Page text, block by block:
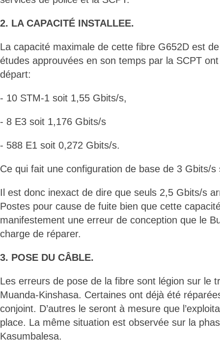
2. LA CAPACITÉ INSTALLEE.
La capacité maximale de cette fibre G652D est
études approuvées en son temps par la SCPT
départ:
- 10 STM-1 soit 1,55 Gbits/s,
- 8 E3 soit 1,176 Gbits/s
- 588 E1 soit 0,272 Gbits/s.
Ce qui fait une configuration de base de 3 Gbits/s
Il est donc inexact de dire que seuls 2,5 Gbits/s
Postes pour cause de fuite bien que cette
manifestement une erreur de conception que le
charge de réparer.
3. POSE DU CÂBLE.
Les erreurs de pose de la fibre sont légion sur le
Muanda-Kinshasa. Certaines ont déjà été
conjoint. D’autres le seront à mesure que
place. La même situation est observée sur la
Kasumbalesa.